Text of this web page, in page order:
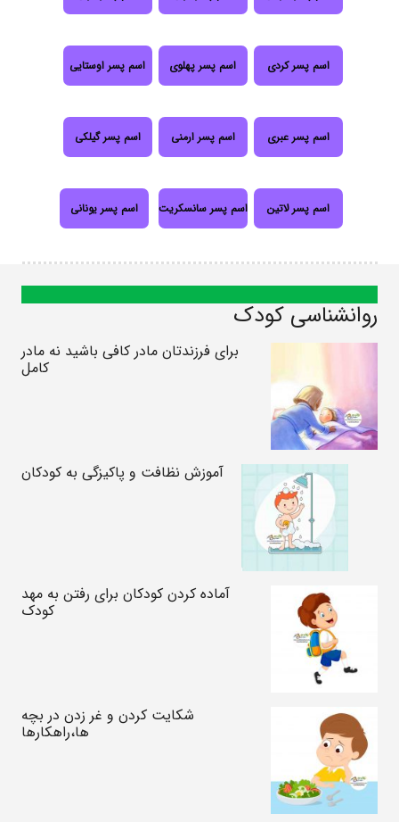
اسم پسر کردی اسم پسر پهلوی اسم پسر اوستایی
اسم پسر عبری اسم پسر ارمنی اسم پسر گیلکی
اسم پسر لاتین اسم پسر سانسکریت اسم پسر یونانی
روانشناسی کودک
برای فرزندتان مادر کافی باشید نه مادر
کامل
آموزش نظافت و پاکیزگی به کودکان
آماده کردن کودکان برای رفتن به مهد
کودک
شکایت کردن و غر زدن در بچه
ها،راهکارها